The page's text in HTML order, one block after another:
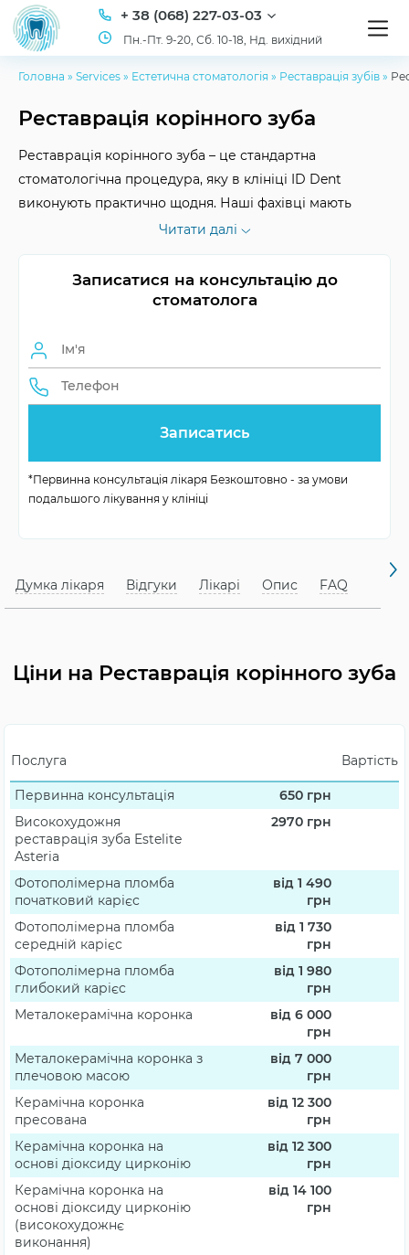
+ 38 (068) 227-03-03
Пн.-Пт. 9-20, Сб. 10-18, Нд. вихідний
Головна » Services » Естетична стоматологія » Реставрація зубів »
Реставрація корінного зуба
Реставрація корінного зуба – це стандартна
стоматологічна процедура, яку в клініці ID Dent
виконують практично щодня. Наші фахівці мають
необхідний досвід, а в роботі використовуються
консультацію та подальше лікування!
Матеріали
реставрації
карієс, видалення
Мета процедури
Читати далі
Записатися на консультацію до
стоматолога
*Первинна консультація лікаря Безкоштовно - за умови
подальшого лікування у клініці
Думка лікаря Відгуки Лікарі Опис FAQ
Ціни на Реставрація корінного зуба
Послуга Вартість
Первинна консультація 650 грн
Високохудожня
реставрація зуба Estelite
Asteria
2970 грн
Фотополімерна пломба
початковий карієс
від 1 490
грн
Фотополімерна пломба
середній карієс
від 1 730
грн
Фотополімерна пломба
глибокий карієс
від 1 980
грн
Металокерамічна коронка
від 6 000
грн
Металокерамічна коронка з
плечовою масою
від 7 000
грн
Керамічна коронка
пресована
від 12 300
грн
Керамічна коронка на
основі діоксиду цирконію
від 12 300
грн
Керамічна коронка на
основі діоксиду цирконію
(високохудожнє
виконання)
від 14 100
грн